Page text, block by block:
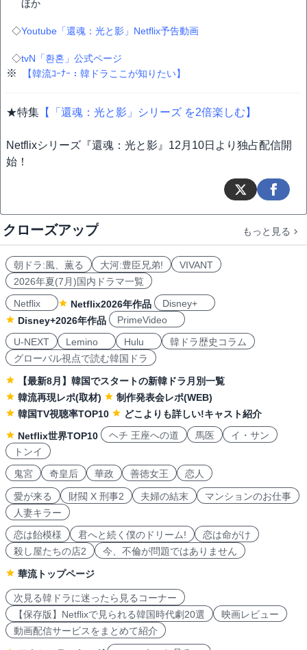
ほか
◇Youtube「還魂：光と影」Netflix予告動画
◇tvN「환혼」公式ページ
※ 【韓流ｺｰﾅｰ：韓ドラここが知りたい】
★特集 【「還魂：光と影」シリーズ を2倍楽しむ】
Netflixシリーズ『還魂：光と影』12月10日より独占配信開
始！
クローズアップ もっと見る
朝ドラ:風、薫る 大河:豊臣兄弟!
VIVANT
2026年夏(7月)国内ドラマ一覧
Netflix
Netflix2026年作品
Disney+
Disney+2026年作品
PrimeVideo
U-NEXT
Lemino Hulu
韓ドラ歴史コラム
グローバル視点で読む韓国ドラ
【最新8月】韓国でスタートの新韓ドラ月別一覧
韓流再現レポ(取材)
制作発表会レポ(WEB)
韓国TV視聴率TOP10
どこよりも詳しい!キャスト紹介
Netflix世界TOP10
ヘチ 王座への道 馬医
イ・サン
トンイ
鬼宮
奇皇后 華政 善徳女王 恋人
愛が来る 財閥 X 刑事2 夫婦の結末
マンションのお仕事
人妻キラー
恋は飴模様
君へと続く僕のドリーム!
恋は命がけ
殺し屋たちの店2
今、不倫が問題ではありません
華流トップページ
次見る韓ドラに迷ったら見るコーナー
【保存版】Netflixで見られる韓国時代劇20選
映画レビュー
動画配信サービスをまとめて紹介